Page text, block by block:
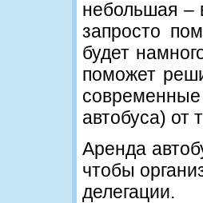
небольшая –
запросто
будет
поможет
автобуса) от
Аренда
чтобы
делегации.